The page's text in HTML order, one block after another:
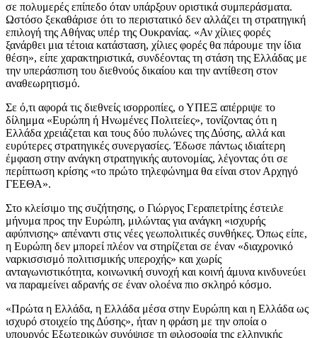
σε πολυμερές επίπεδο όταν υπάρξουν οριστικά συμπεράσματα.
Ωστόσο ξεκαθάρισε ότι το περιστατικό δεν αλλάζει τη στρατηγική
επιλογή της Αθήνας υπέρ της Ουκρανίας. «Αν χίλιες φορές
ξανάρθει μια τέτοια κατάσταση, χίλιες φορές θα πάρουμε την ίδια
θέση», είπε χαρακτηριστικά, συνδέοντας τη στάση της Ελλάδας με
την υπεράσπιση του διεθνούς δικαίου και την αντίθεση στον
αναθεωρητισμό.
Σε ό,τι αφορά τις διεθνείς ισορροπίες, ο ΥΠΕΞ απέρριψε το
δίλημμα «Ευρώπη ή Ηνωμένες Πολιτείες», τονίζοντας ότι η
Ελλάδα χρειάζεται και τους δύο πυλώνες της Δύσης, αλλά και
ευρύτερες στρατηγικές συνεργασίες. Έδωσε πάντως ιδιαίτερη
έμφαση στην ανάγκη στρατηγικής αυτονομίας, λέγοντας ότι σε
περίπτωση κρίσης «το πρώτο τηλεφώνημα θα είναι στον Αρχηγό
ΓΕΕΘΑ».
Στο κλείσιμο της συζήτησης, ο Γιώργος Γεραπετρίτης έστειλε
μήνυμα προς την Ευρώπη, μιλώντας για ανάγκη «ισχυρής
αφύπνισης» απέναντι στις νέες γεωπολιτικές συνθήκες. Όπως είπε,
η Ευρώπη δεν μπορεί πλέον να στηρίζεται σε έναν «διαχρονικό
ναρκισσισμό πολιτισμικής υπεροχής» και χωρίς
ανταγωνιστικότητα, κοινωνική συνοχή και κοινή άμυνα κινδυνεύει
να παραμείνει αδρανής σε έναν ολοένα πιο σκληρό κόσμο.
«Πρώτα η Ελλάδα, η Ελλάδα μέσα στην Ευρώπη και η Ελλάδα ως
ισχυρό στοιχείο της Δύσης», ήταν η φράση με την οποία ο
υπουργός Εξωτερικών συνόψισε τη φιλοσοφία της ελληνικής